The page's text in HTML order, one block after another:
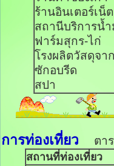
ร้านอินเตอร์เน็ต
สถานีบริการน้
ฟาร์มสุกร-ไก่
โรงผลิตวัสดุจา
ซักอบรีด
สปา
การท่องเที่ยว ตาร
สถานที่ท่องเที่ยว